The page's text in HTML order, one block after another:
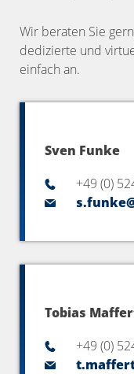
Wir beraten Sie
dedizierte und
einfach an.
Sven Funke
+49 (0)
Tobias
+49 (0)